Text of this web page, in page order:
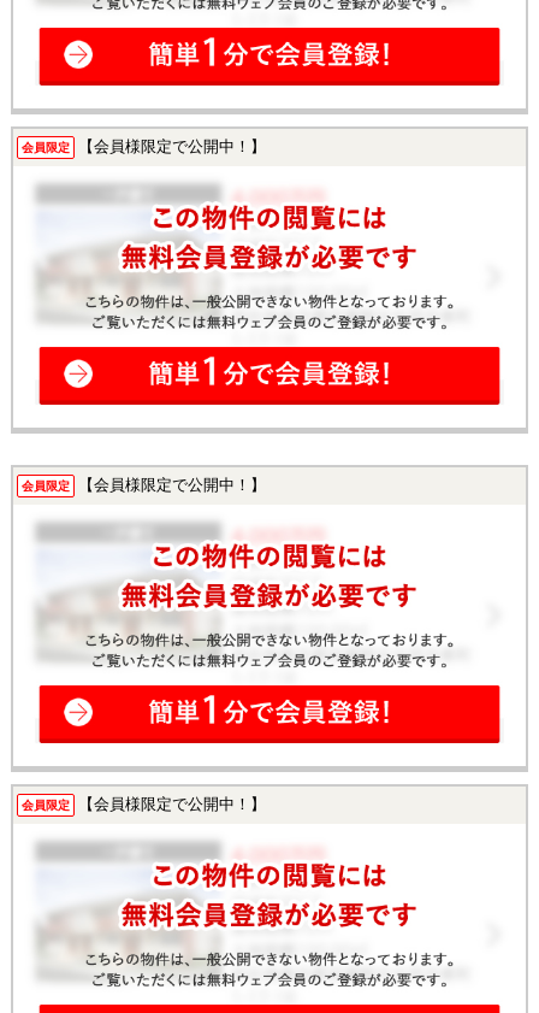
会員限定 【会員様限定で公開中！】
会員限定 【会員様限定で公開中！】
会員限定 【会員様限定で公開中！】